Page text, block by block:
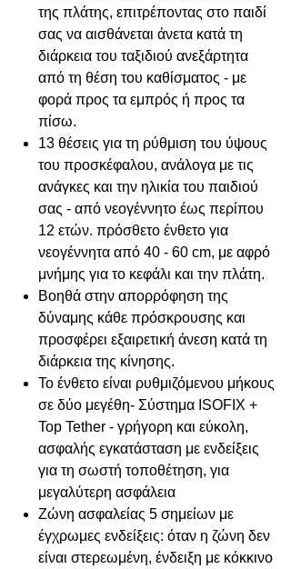
της πλάτης, επιτρέποντας στο παιδί
σας να αισθάνεται άνετα κατά τη
διάρκεια του ταξιδιού ανεξάρτητα
από τη θέση του καθίσματος - με
φορά προς τα εμπρός ή προς τα
πίσω.
13 θέσεις για τη ρύθμιση του ύψους
του προσκέφαλου, ανάλογα με τις
ανάγκες και την ηλικία του παιδιού
σας - από νεογέννητο έως περίπου
12 ετών. πρόσθετο ένθετο για
νεογέννητα από 40 - 60 cm, με αφρό
μνήμης για το κεφάλι και την πλάτη.
Βοηθά στην απορρόφηση της
δύναμης κάθε πρόσκρουσης και
προσφέρει εξαιρετική άνεση κατά τη
διάρκεια της κίνησης.
Το ένθετο είναι ρυθμιζόμενου μήκους
σε δύο μεγέθη- Σύστημα ISOFIX +
Top Tether - γρήγορη και εύκολη,
ασφαλής εγκατάσταση με ενδείξεις
για τη σωστή τοποθέτηση, για
μεγαλύτερη ασφάλεια
Ζώνη ασφαλείας 5 σημείων με
έγχρωμες ενδείξεις: όταν η ζώνη δεν
είναι στερεωμένη, ένδειξη με κόκκινο